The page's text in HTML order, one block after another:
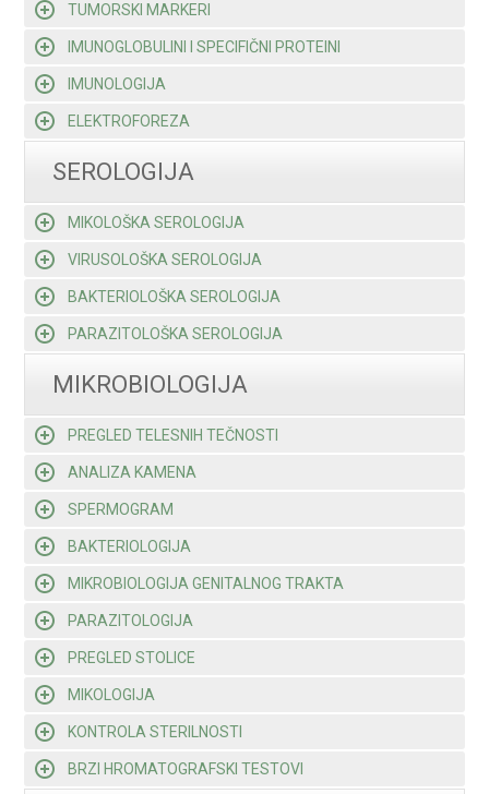
TUMORSKI MARKERI
IMUNOGLOBULINI I SPECIFIČNI PROTEINI
IMUNOLOGIJA
ELEKTROFOREZA
SEROLOGIJA
MIKOLOŠKA SEROLOGIJA
VIRUSOLOŠKA SEROLOGIJA
BAKTERIOLOŠKA SEROLOGIJA
PARAZITOLOŠKA SEROLOGIJA
MIKROBIOLOGIJA
PREGLED TELESNIH TEČNOSTI
ANALIZA KAMENA
SPERMOGRAM
BAKTERIOLOGIJA
MIKROBIOLOGIJA GENITALNOG TRAKTA
PARAZITOLOGIJA
PREGLED STOLICE
MIKOLOGIJA
KONTROLA STERILNOSTI
BRZI HROMATOGRAFSKI TESTOVI